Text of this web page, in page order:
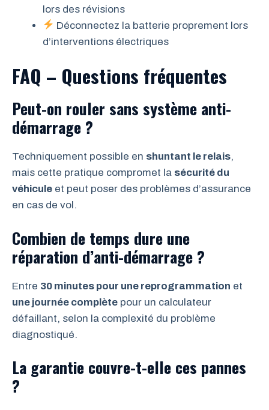
lors des révisions
Déconnectez la batterie proprement lors
d’interventions électriques
FAQ – Questions fréquentes
Peut-on rouler sans système anti-
démarrage ?
Techniquement possible en shuntant le relais,
mais cette pratique compromet la sécurité du
véhicule et peut poser des problèmes d’assurance
en cas de vol.
Combien de temps dure une
réparation d’anti-démarrage ?
Entre 30 minutes pour une reprogrammation et
une journée complète pour un calculateur
défaillant, selon la complexité du problème
diagnostiqué.
La garantie couvre-t-elle ces pannes
?